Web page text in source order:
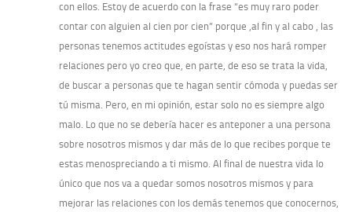
con ellos. Estoy de acuerdo con la frase “es muy raro poder
contar con alguien al cien por cien” porque ,al fin y al cabo , las
personas tenemos actitudes egoístas y eso nos hará romper
relaciones pero yo creo que, en parte, de eso se trata la vida,
de buscar a personas que te hagan sentir cómoda y puedas ser
tú misma. Pero, en mi opinión, estar solo no es siempre algo
malo. Lo que no se debería hacer es anteponer a una persona
sobre nosotros mismos y dar más de lo que recibes porque te
estas menospreciando a ti mismo. Al final de nuestra vida lo
único que nos va a quedar somos nosotros mismos y para
mejorar las relaciones con los demás tenemos que conocernos,